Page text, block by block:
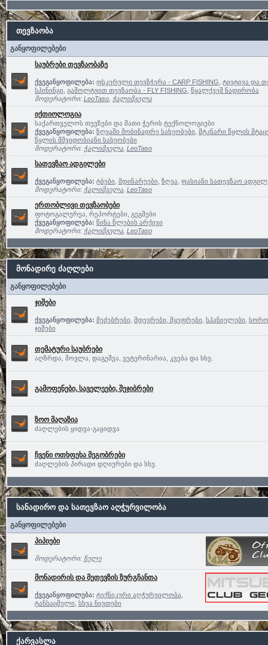
თევზაობა
განყოფილებები
საუბრები თევზაობაზე
ქვეგანყოფილება: ფსკერული თევზჭერა - CARP FISHING ტივტივა და
სპინინგი გაშოლტვით თევზაობა - FLY FISHING წყალქვეშ ნადირობა
მოდერატორი: LeoTaso, ჭალიმგელა
იქთიოლოგია
საქართველოს თევზები და მათი ჭერის ტექნოლოგიები
ქვეგანყოფილება: ზღვაში მობინადრე სახეობები მტკნარი წყლის
წყლის მშვიდობიანი სახეობები
მოდერატორი: ჭალიმგელა, LeoTaso
სათევზაო ადგილები
ქვეგანყოფილება: ტბები მდინარეები ზღვა ფასიანი სათევზაო
მოდერატორი: ჭალიმგელა, LeoTaso
ერთობლივი თევზაობები
ფოტოგალერეა, რეპორტები, გეგმები
ქვეგანყოფილება: წინა წლების არქივი
მოდერატორი: ჭალიმგელა, LeoTaso
მონადირე ძაღლები
განყოფილებები
ჯიშები
ქვეგანყოფილება: მეძებრები მდევრები, მყეფრები სპანიელები
ჯიშები
თემატური საუბრები
აღზრდა, მოვლა, დაგეშვა, ვეტერინარია, კვება და სხვ.
გამოფენები, საველეები, შეჯიბრები
ზოო მაღაზია
ძაღლების ყიდვა-გაყიდვა
ჩვენი ოთხფეხა მეგობრები
ძაღლების პირადი დღიურები და სხვ.
სანადირო და სათევზაო აღჭურვილობა
განყოფილებები
პიპიები
მოდერატორი: ჩელე
მონადირის და მეთევზის ზურგჩანთა
ქვეგანყოფილება: ტექნიკური აღჭურვილობა
ტანსაცმელი სხვა ნივთები
ქარვასლა